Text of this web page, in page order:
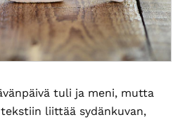
tuli ja meni, mutta
liittää sydänkuvan,